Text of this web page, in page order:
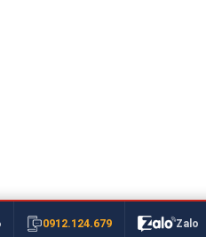
0912.124.679 Zalo